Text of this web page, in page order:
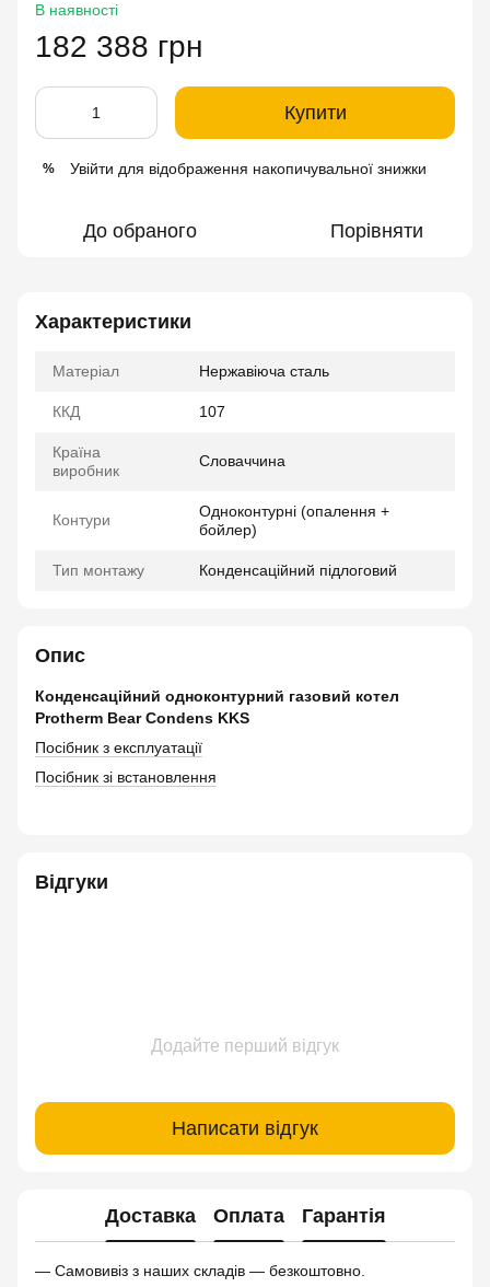
В наявності
182 388 грн
Купити
% Увійти для відображення накопичувальної знижки
До обраного Порівняти
Характеристики
Матеріал Нержавіюча сталь
ККД 107
Країна
виробник
Словаччина
Контури
Одноконтурні (опалення +
бойлер)
Тип монтажу Конденсаційний підлоговий
Опис
Конденсаційний одноконтурний газовий котел
Protherm Bear Condens KKS
Посібник з експлуатації
Посібник зі встановлення
Відгуки
Додайте перший відгук
Написати відгук
Доставка Оплата Гарантія
— Самовивіз з наших складів — безкоштовно.